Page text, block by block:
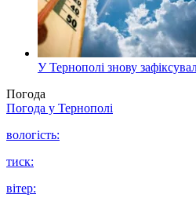
У Тернополі знову
Погода
Погода у Тернополі
вологість:
тиск:
вітер: